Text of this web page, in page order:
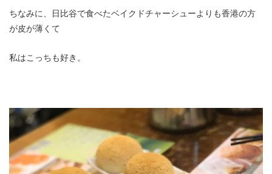
ちなみに、日比谷で食べたベイクドチャーシューよりも香港の方
が皮が薄くて
私はこっちも好き。